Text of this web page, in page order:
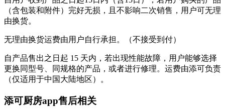
（含包装和附件）完好无损，且不影响二次销售，用户可无理
由换货。
无理由换货运费由用户自行承担。（不接受到付）
自产品售出之日起 15 天内，若出现性能故障，用户能够选择
更换同型号、同规格的产品，或者进行修理。运费由添可负责
（仅适用于中国大陆地区）。
添可厨房app售后相关